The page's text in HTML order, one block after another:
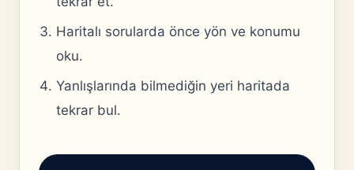
Haritalı sorularda önce yön ve konumu
oku.
Yanlışlarında bilmediğin yeri haritada
tekrar bul.